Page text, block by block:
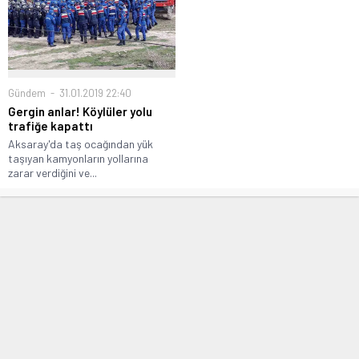
Gündem 31.01.2019 22:40
Gergin anlar! Köylüler yolu
trafiğe kapattı
Aksaray'da taş ocağından yük
taşıyan kamyonların yollarına
zarar verdiğini ve...